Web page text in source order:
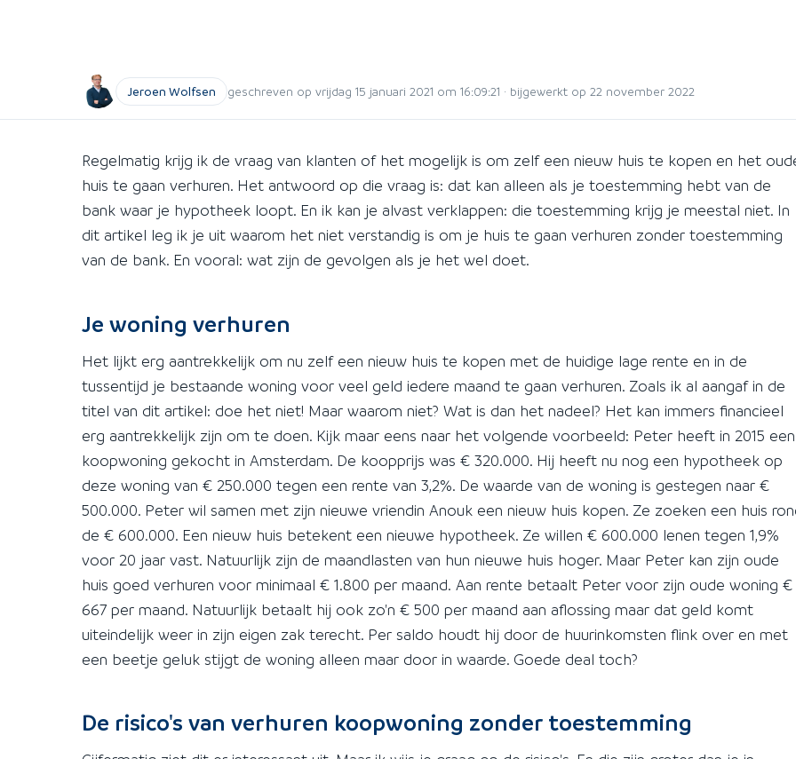
Jeroen Wolfsen geschreven op vrijdag 15 januari 2021 om 16:09:21 · bijgewerkt op 22 november 2022
Regelmatig krijg ik de vraag van klanten of het mogelijk is om zelf een nieuw huis te kopen en het
huis te gaan verhuren. Het antwoord op die vraag is: dat kan alleen als je toestemming hebt van de
bank waar je hypotheek loopt. En ik kan je alvast verklappen: die toestemming krijg je meestal niet. In
dit artikel leg ik je uit waarom het niet verstandig is om je huis te gaan verhuren zonder toestemming
van de bank. En vooral: wat zijn de gevolgen als je het wel doet.
Je woning verhuren
Het lijkt erg aantrekkelijk om nu zelf een nieuw huis te kopen met de huidige lage rente en in de
tussentijd je bestaande woning voor veel geld iedere maand te gaan verhuren. Zoals ik al aangaf in de
titel van dit artikel: doe het niet! Maar waarom niet? Wat is dan het nadeel? Het kan immers financieel
erg aantrekkelijk zijn om te doen. Kijk maar eens naar het volgende voorbeeld: Peter heeft in 2015 een
koopwoning gekocht in Amsterdam. De koopprijs was € 320.000. Hij heeft nu nog een hypotheek op
deze woning van € 250.000 tegen een rente van 3,2%. De waarde van de woning is gestegen naar €
500.000. Peter wil samen met zijn nieuwe vriendin Anouk een nieuw huis kopen. Ze zoeken een huis
de € 600.000. Een nieuw huis betekent een nieuwe hypotheek. Ze willen € 600.000 lenen tegen 1,9%
voor 20 jaar vast. Natuurlijk zijn de maandlasten van hun nieuwe huis hoger. Maar Peter kan zijn oude
huis goed verhuren voor minimaal € 1.800 per maand. Aan rente betaalt Peter voor zijn oude woning €
667 per maand. Natuurlijk betaalt hij ook zo'n € 500 per maand aan aflossing maar dat geld komt
uiteindelijk weer in zijn eigen zak terecht. Per saldo houdt hij door de huurinkomsten flink over en met
een beetje geluk stijgt de woning alleen maar door in waarde. Goede deal toch?
De risico's van verhuren koopwoning zonder toestemming